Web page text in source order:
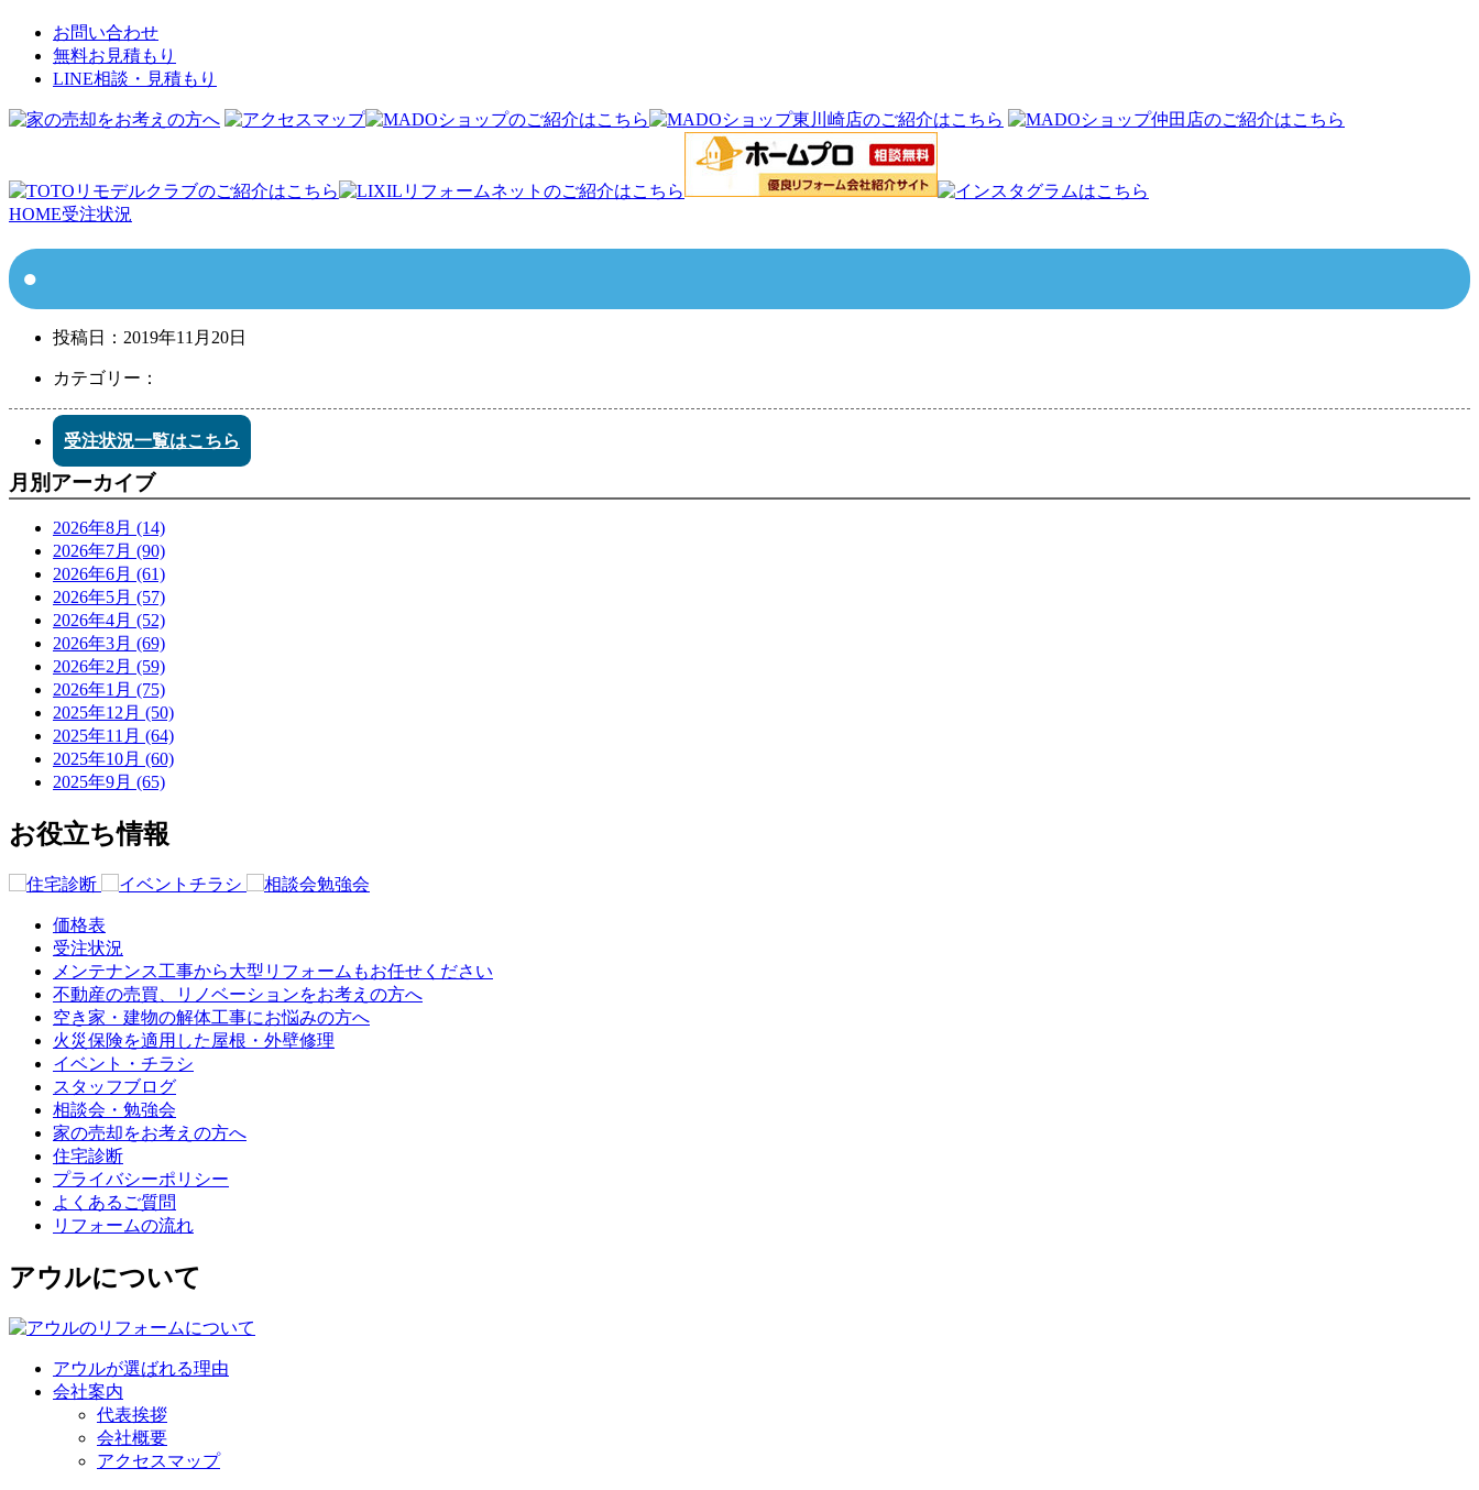
お問い合わせ
無料お見積もり
LINE相談・見積もり
HOME受注状況
投稿日： 2019年11月20日
カテゴリー：
受注状況一覧はこちら
月別アーカイブ
2026年8月 (14)
2026年7月 (90)
2026年6月 (61)
2026年5月 (57)
2026年4月 (52)
2026年3月 (69)
2026年2月 (59)
2026年1月 (75)
2025年12月 (50)
2025年11月 (64)
2025年10月 (60)
2025年9月 (65)
お役立ち情報
価格表
受注状況
メンテナンス工事から大型リフォームもお任せください
不動産の売買、リノベーションをお考えの方へ
空き家・建物の解体工事にお悩みの方へ
火災保険を適用した屋根・外壁修理
イベント・チラシ
スタッフブログ
相談会・勉強会
家の売却をお考えの方へ
住宅診断
プライバシーポリシー
よくあるご質問
リフォームの流れ
アウルについて
アウルが選ばれる理由
会社案内
代表挨拶
会社概要
アクセスマップ